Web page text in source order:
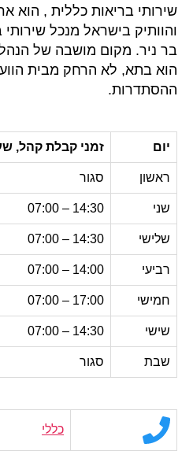
שירותי בריאות כללית , הוא
והוותיק בישראל מנכל שירותי
בר ניר. מקום מושבה של
הוא בתא, לא הרחק מבית
ההסתדרות.
יום זמני קבלת קהל,
ראשון סגור
שני 14:30 – 07:00
שלישי 14:30 – 07:00
רביעי 14:00 – 07:00
חמישי 17:00 – 07:00
שישי 14:30 – 07:00
שבת סגור
כללי